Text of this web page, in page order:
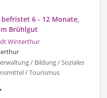
befristet 6 - 12 Monate,
Brühlgut
Winterthur
/ Bildung / Soziales
/ Tourismus